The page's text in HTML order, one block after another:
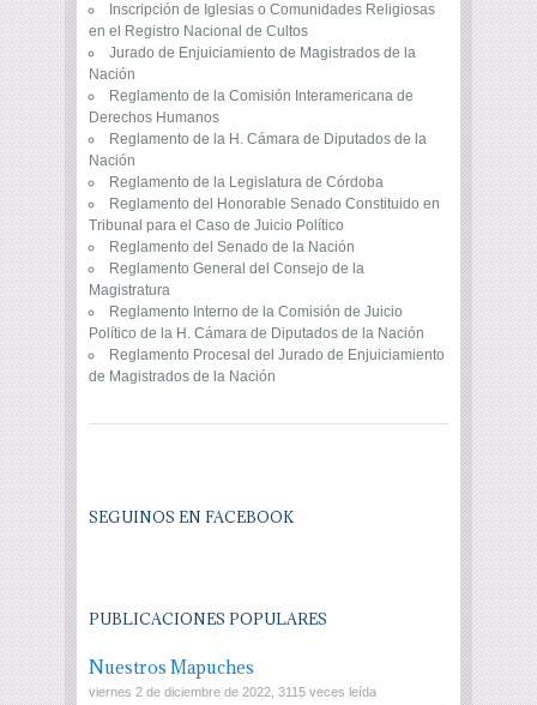
Inscripción de Iglesias o Comunidades Religiosas
en el Registro Nacional de Cultos
Jurado de Enjuiciamiento de Magistrados de la
Nación
Reglamento de la Comisión Interamericana de
Derechos Humanos
Reglamento de la H. Cámara de Diputados de la
Nación
Reglamento de la Legislatura de Córdoba
Reglamento del Honorable Senado Constituido en
Tribunal para el Caso de Juicio Político
Reglamento del Senado de la Nación
Reglamento General del Consejo de la
Magistratura
Reglamento Interno de la Comisión de Juicio
Político de la H. Cámara de Diputados de la Nación
Reglamento Procesal del Jurado de Enjuiciamiento
de Magistrados de la Nación
SEGUINOS EN FACEBOOK
PUBLICACIONES POPULARES
Nuestros Mapuches
viernes 2 de diciembre de 2022, 3115 veces leída